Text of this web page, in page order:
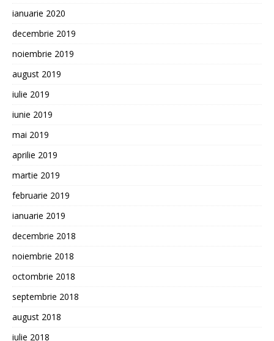
ianuarie 2020
decembrie 2019
noiembrie 2019
august 2019
iulie 2019
iunie 2019
mai 2019
aprilie 2019
martie 2019
februarie 2019
ianuarie 2019
decembrie 2018
noiembrie 2018
octombrie 2018
septembrie 2018
august 2018
iulie 2018